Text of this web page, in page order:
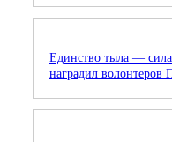
Единство тыла —
наградил волонтеров